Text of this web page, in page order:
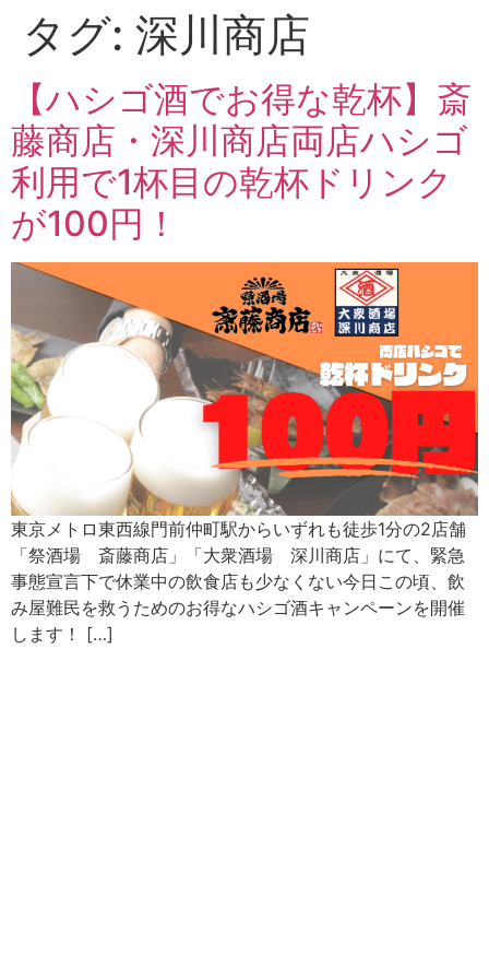
タグ: 深川商店
【ハシゴ酒でお得な乾杯】斎
藤商店・深川商店両店ハシゴ
利用で1杯目の乾杯ドリンク
が100円！
東京メトロ東西線門前仲町駅からいずれも徒歩1分の2店舗
「祭酒場 斎藤商店」「大衆酒場 深川商店」にて、緊急
事態宣言下で休業中の飲食店も少なくない今日この頃、飲
み屋難民を救うためのお得なハシゴ酒キャンペーンを開催
します！ […]